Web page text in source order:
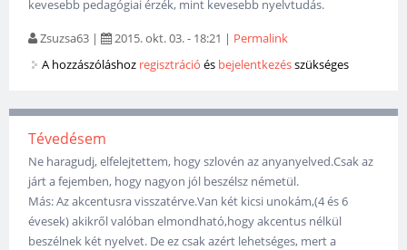
kevesebb pedagógiai érzék, mint kevesebb nyelvtudás.
Zsuzsa63 | 2015. okt. 03. - 18:21 | Permalink
A hozzászóláshoz regisztráció és bejelentkezésszükséges
Tévedésem
Ne haragudj, elfelejtettem, hogy szlovén az anyanyelved.Csak az
járt a fejemben, hogy nagyon jól beszélsz németül.
Más: Az akcentusra visszatérve.Van két kicsi unokám,(4 és 6
évesek) akikről valóban elmondható,hogy akcentus nélkül
beszélnek két nyelvet. De ez csak azért lehetséges, mert a